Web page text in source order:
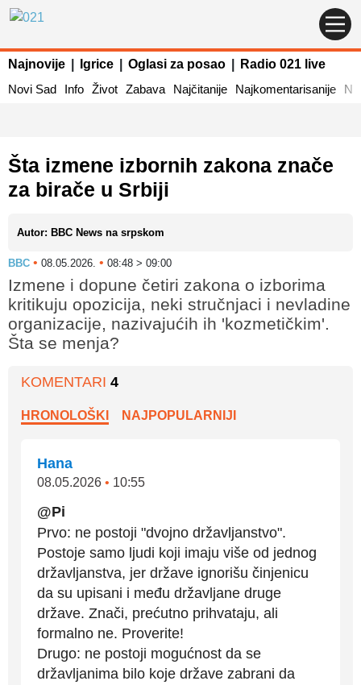
Najnovije Igrice Oglasi za posao
Radio 021 live
Novi Sad
Info Život Zabava Najčitanije Najkomentarisanije
Šta izmene izbornih zakona znače
za birače u Srbiji
Autor: BBC News na srpskom
BBC • 08.05.2026. • 08:48 > 09:00
Izmene i dopune četiri zakona o izborima
kritikuju opozicija, neki stručnjaci i nevladine
organizacije, nazivajućih ih 'kozmetičkim'.
Šta se menja?
KOMENTARI 4
HRONOLOŠKI NAJPOPULARNIJI
Hana
08.05.2026 • 10:55
@Pi
Prvo: ne postoji "dvojno državljanstvo".
Postoje samo ljudi koji imaju više od jednog
državljanstva, jer države ignorišu činjenicu
da su upisani i među državljane druge
države. Znači, prećutno prihvataju, ali
formalno ne. Proverite!
Drugo: ne postoji mogućnost da se
državljanima bilo koje države zabrani da